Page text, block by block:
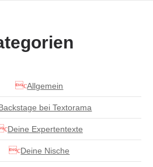
Allgemein
bei Textorama
Deine Expertentexte
Deine Nische